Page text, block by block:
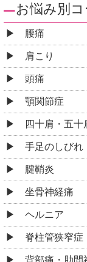
お悩み別
腰痛
肩こり
頭痛
顎関節症
四十肩・五十
手足のしびれ
腱鞘炎
坐骨神経痛
ヘルニア
脊柱管狭窄症
背部痛・肋間